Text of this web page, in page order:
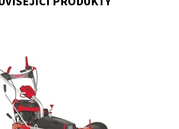
kartáč s elektrickým startérem. Výkjon
173 cm3. Záběr kartáče 100 cm.
Momentálně nedostupné
1513
HECHT
2 roky